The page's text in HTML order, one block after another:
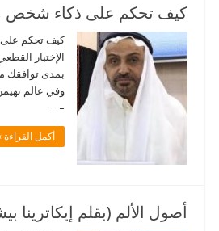
كيف تحكم على ذكاء شخص
كيف تحكم على
بمدى توافقك
وفي عالم
– …
أكمل القراءة
أصول الألم (بقلم